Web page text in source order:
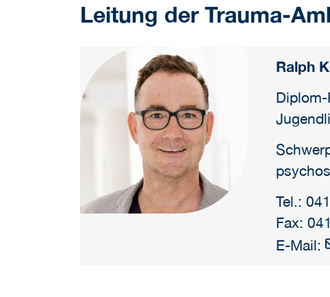
Leitung der Trauma-
Ralph
Tel.:
Fax:
E-Mail: